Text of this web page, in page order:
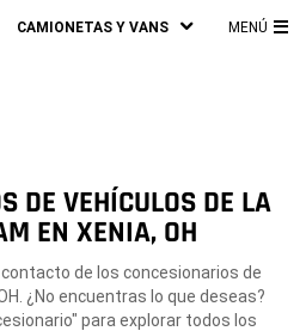
CAMIONETAS Y VANS MENÚ
DE VEHÍCULOS DE LA
EN XENIA, OH
de los concesionarios de
¿No encuentras lo que deseas?
para explorar todos los